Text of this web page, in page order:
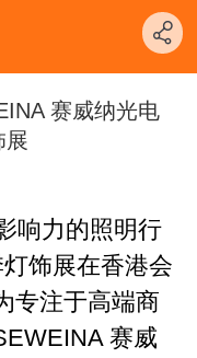
赛威纳光电
展
响力的照明行
饰展在香港会
专注于高端商
赛威